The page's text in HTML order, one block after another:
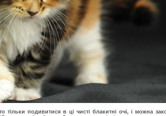
подивитися в ці чисті блакитні очі, і можна